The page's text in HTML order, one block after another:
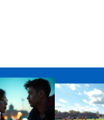
5 канал